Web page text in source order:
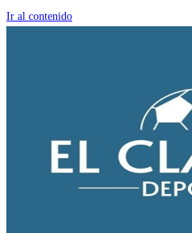
Ir al contenido